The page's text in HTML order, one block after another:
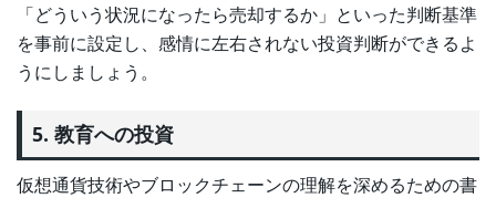
「どういう状況になったら売却するか」といった判断基準
を事前に設定し、感情に左右されない投資判断ができるよ
うにしましょう。
5. 教育への投資
仮想通貨技術やブロックチェーンの理解を深めるための書